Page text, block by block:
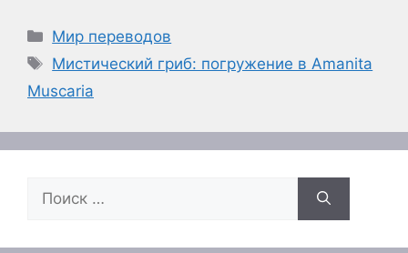
Рубрики
Мир переводов
Метки
Мистический гриб: погружение в Amanita
Muscaria
Поиск: